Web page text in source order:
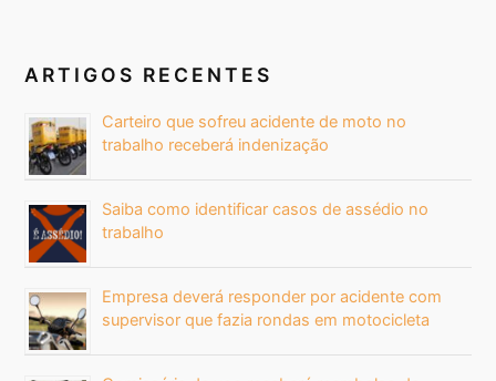
ARTIGOS RECENTES
Carteiro que sofreu acidente de moto no
trabalho receberá indenização
Saiba como identificar casos de assédio no
trabalho
Empresa deverá responder por acidente com
supervisor que fazia rondas em motocicleta